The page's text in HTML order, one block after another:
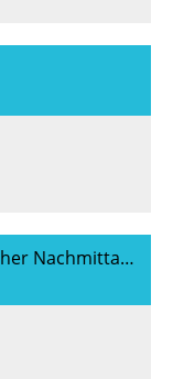
Anlagenbesichtigung und gemütlicher Nachmittag unter Schildkrötenfreunden